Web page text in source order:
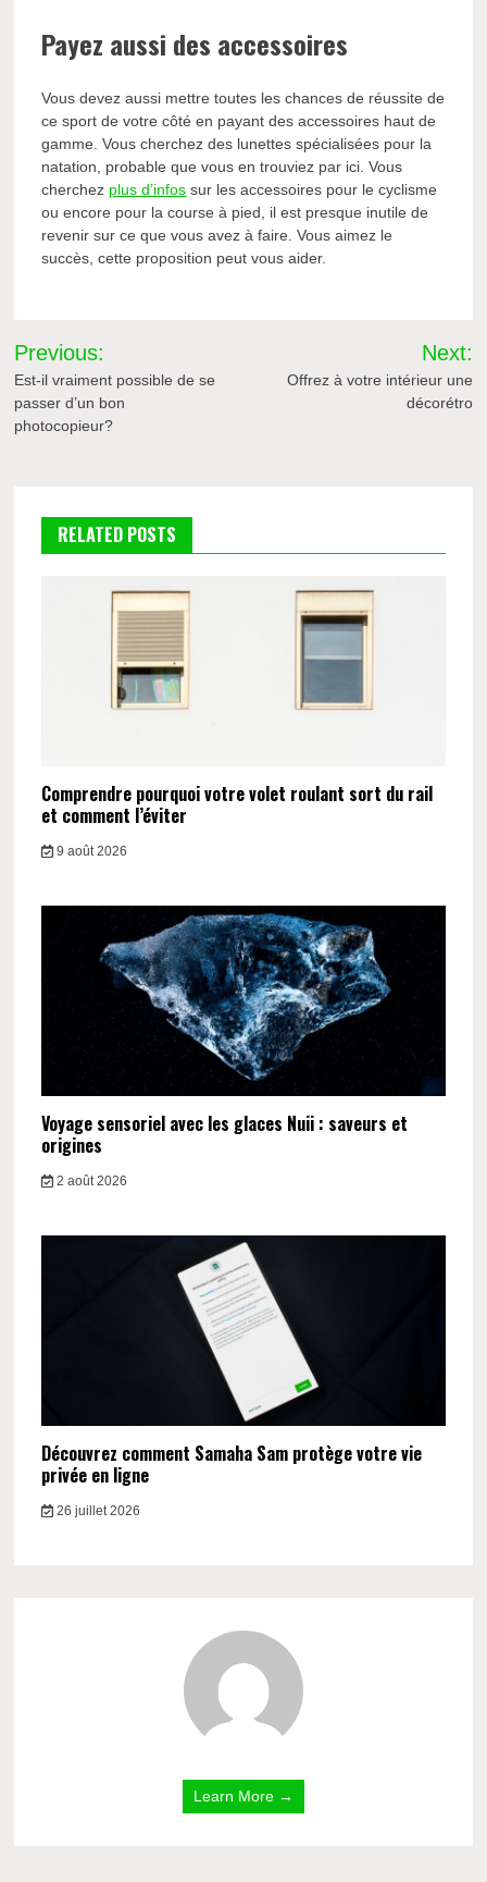
Payez aussi des accessoires
Vous devez aussi mettre toutes les chances de réussite de
ce sport de votre côté en payant des accessoires haut de
gamme. Vous cherchez des lunettes spécialisées pour la
natation, probable que vous en trouviez par ici. Vous
cherchez plus d’infos sur les accessoires pour le cyclisme
ou encore pour la course à pied, il est presque inutile de
revenir sur ce que vous avez à faire. Vous aimez le
succès, cette proposition peut vous aider.
Navigation
de
l’article
Previous:
Est-il vraiment possible de se
passer d’un bon
photocopieur?
Next:
Offrez à votre intérieur une
décorétro
RELATED POSTS
Comprendre pourquoi votre volet roulant sort du rail
et comment l’éviter
9 août 2026
Voyage sensoriel avec les glaces Nuii : saveurs et
origines
2 août 2026
Découvrez comment Samaha Sam protège votre vie
privée en ligne
26 juillet 2026
Learn More →